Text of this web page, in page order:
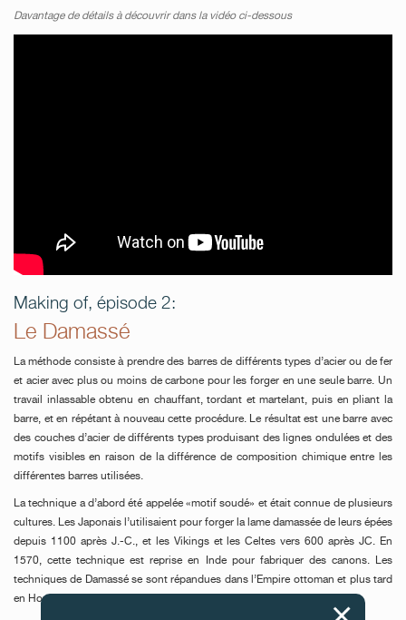
Davantage de détails à découvrir dans la vidéo ci-dessous
Making of, épisode 2:
Le Damassé
La méthode consiste à prendre des barres de différents types d’acier ou de fer
et acier avec plus ou moins de carbone pour les forger en une seule barre. Un
travail inlassable obtenu en chauffant, tordant et martelant, puis en pliant la
barre, et en répétant à nouveau cette procédure. Le résultat est une barre avec
des couches d’acier de différents types produisant des lignes ondulées et des
motifs visibles en raison de la différence de composition chimique entre les
différentes barres utilisées.
La technique a d’abord été appelée «motif soudé» et était connue de plusieurs
cultures. Les Japonais l’utilisaient pour forger la lame damassée de leurs épées
depuis 1100 après J.-C., et les Vikings et les Celtes vers 600 après JC. En
1570, cette technique est reprise en Inde pour fabriquer des canons. Les
techniques de Damassé se sont répandues dans l’Empire ottoman et plus tard
en Hongrie